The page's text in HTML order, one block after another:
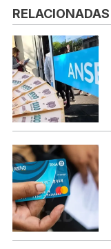
RELACIONADAS